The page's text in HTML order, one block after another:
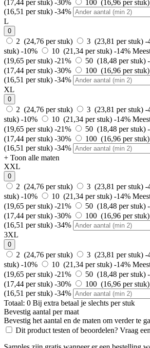
(17,44 per stuk) -30% 100 (16,96 per stuk)
(16,51 per stuk) -34%
L
0
2 (24,76 per stuk) 3 (23,81 per stuk) -
stuk) -10% 10 (21,34 per stuk) -14%
(19,65 per stuk) -21% 50 (18,48 per stuk)
(17,44 per stuk) -30% 100 (16,96 per stuk)
(16,51 per stuk) -34%
XL
0
2 (24,76 per stuk) 3 (23,81 per stuk) -
stuk) -10% 10 (21,34 per stuk) -14%
(19,65 per stuk) -21% 50 (18,48 per stuk)
(17,44 per stuk) -30% 100 (16,96 per stuk)
(16,51 per stuk) -34%
+ Toon alle maten
XXL
0
2 (24,76 per stuk) 3 (23,81 per stuk) -
stuk) -10% 10 (21,34 per stuk) -14%
(19,65 per stuk) -21% 50 (18,48 per stuk)
(17,44 per stuk) -30% 100 (16,96 per stuk)
(16,51 per stuk) -34%
3XL
0
2 (24,76 per stuk) 3 (23,81 per stuk) -
stuk) -10% 10 (21,34 per stuk) -14%
(19,65 per stuk) -21% 50 (18,48 per stuk)
(17,44 per stuk) -30% 100 (16,96 per stuk)
(16,51 per stuk) -34%
Totaal: 0 Bij extra betaal je slechts per stuk
Bevestig aantal per maat
Bevestig het aantal en de maten om verder te
Dit product testen of beoordelen? Vraag